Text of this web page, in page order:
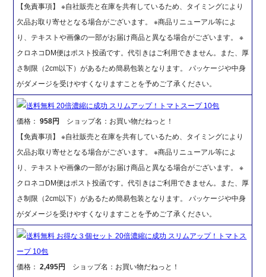
【免責事項】 ※自社販売と在庫を共有しているため、タイミングにより
欠品お取り寄せとなる場合がございます。 ※商品リニューアル等によ
り、テキストや画像の一部がお届け商品と異なる場合がございます。 ※
クロネコDM便はポスト投函です。代引きはご利用できません。また、厚
さ制限（2cm以下）があるため簡易包装となります。 パッケージや中身
がダメージを受けやすくなりますことを予めご了承ください。
送料無料 20倍濃縮に成功 スリムアップ！トマトスープ 10包
価格：958円
ショップ名：お買い物だねっと！
【免責事項】 ※自社販売と在庫を共有しているため、タイミングにより
欠品お取り寄せとなる場合がございます。 ※商品リニューアル等によ
り、テキストや画像の一部がお届け商品と異なる場合がございます。 ※
クロネコDM便はポスト投函です。代引きはご利用できません。また、厚
さ制限（2cm以下）があるため簡易包装となります。 パッケージや中身
がダメージを受けやすくなりますことを予めご了承ください。
送料無料 お得な３個セット 20倍濃縮に成功 スリムアップ！トマトス
ープ 10包
価格：2,495円
ショップ名：お買い物だねっと！